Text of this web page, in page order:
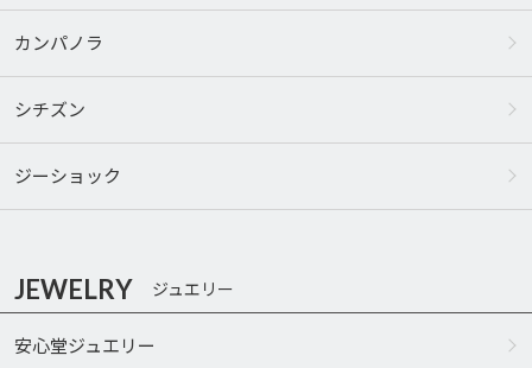
カンパノラ
シチズン
ジーショック
JEWELRY ジュエリー
安心堂ジュエリー